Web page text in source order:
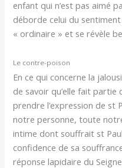
enfant qui n’est pas aimé
déborde celui du
« ordinaire » et se révèle
Le contre-poison
En ce qui concerne la
de savoir qu’elle fait partie
prendre l’expression de st
notre personne, toute
intime dont souffrait st
confidence de sa
réponse lapidaire du